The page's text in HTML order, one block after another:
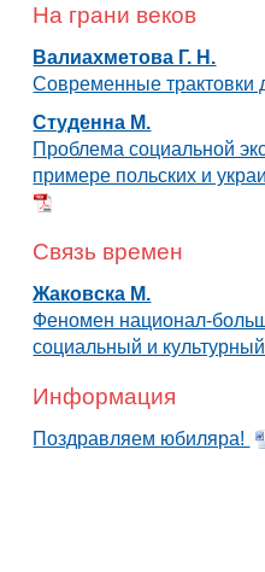
На грани веков
Валиахметова Г. Н.
Современные трактовки
Студенна М.
Проблема социальной
примере польских и
Связь времен
Жаковска М.
Феномен национал-
социальный и
Информация
Поздравляем юбиляра!